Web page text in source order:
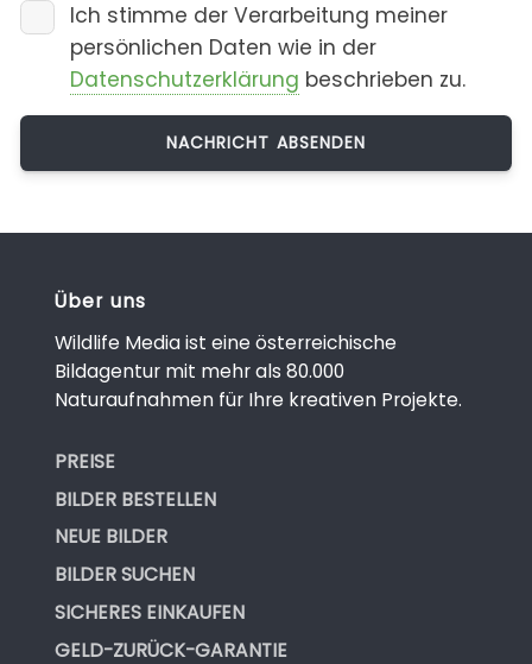
Ich stimme der Verarbeitung meiner
persönlichen Daten wie in der
Datenschutzerklärung beschrieben zu.
Über uns
Wildlife Media ist eine österreichische
Bildagentur mit mehr als 80.000
Naturaufnahmen für Ihre kreativen Projekte.
PREISE
BILDER BESTELLEN
NEUE BILDER
BILDER SUCHEN
SICHERES EINKAUFEN
GELD-ZURÜCK-GARANTIE